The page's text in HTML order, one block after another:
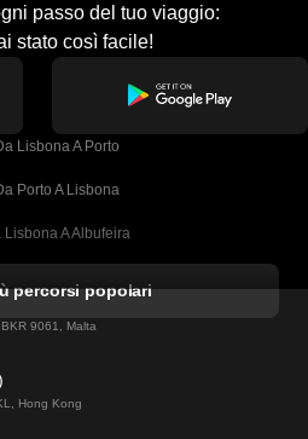
passo del tuo viaggio:
stato così facile!
Lisbona A Porto
Porto A Lisbona
Lisbona A Albufeira
Lisbona A Lagos
Lisbona A Madrid
percorsi popolari
9061, Malta
Hong Kong